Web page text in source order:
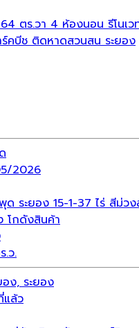
ตร.วา 4 ห้องนอน รีโนเว
ร์คบีช ติดหาดสวนสน ระยอง
2026
ระยอง 15-1-37 ไร่ สีม่ว
โกดังสินค้า
.ว.
อง, ระยอง
แล้ว